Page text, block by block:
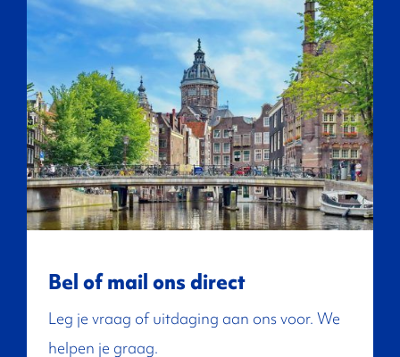
Bel of mail ons direct
Leg je vraag of uitdaging aan ons voor. We
helpen je graag.